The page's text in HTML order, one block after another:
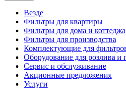
Везде
Фильтры для квартиры
Фильтры для дома и коттеджа
Фильтры для производства
Комплектующие для
Оборудование для розлива
Сервис и обслуживание
Акционные предложения
Услуги